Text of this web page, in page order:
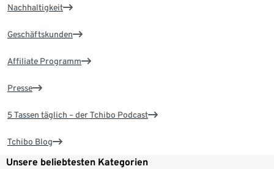
Nachhaltigkeit
Geschäftskunden
Affiliate Programm
Presse
5 Tassen täglich – der Tchibo Podcast
Tchibo Blog
Unsere beliebtesten Kategorien